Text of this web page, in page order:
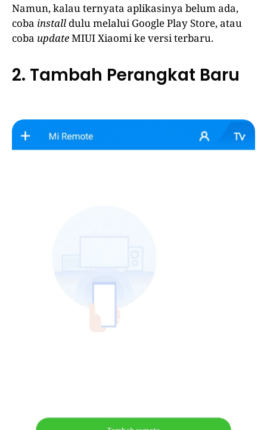
Namun, kalau ternyata aplikasinya belum ada,
coba install dulu melalui Google Play Store, atau
coba updateMIUI Xiaomi ke versi terbaru.
2. Tambah Perangkat Baru